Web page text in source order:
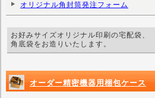
オリジナル角封筒発注フォーム
お好みサイズオリジナル印刷の宅配袋、
角底袋をお造りいたします。
オーダー精密機器用梱包ケース